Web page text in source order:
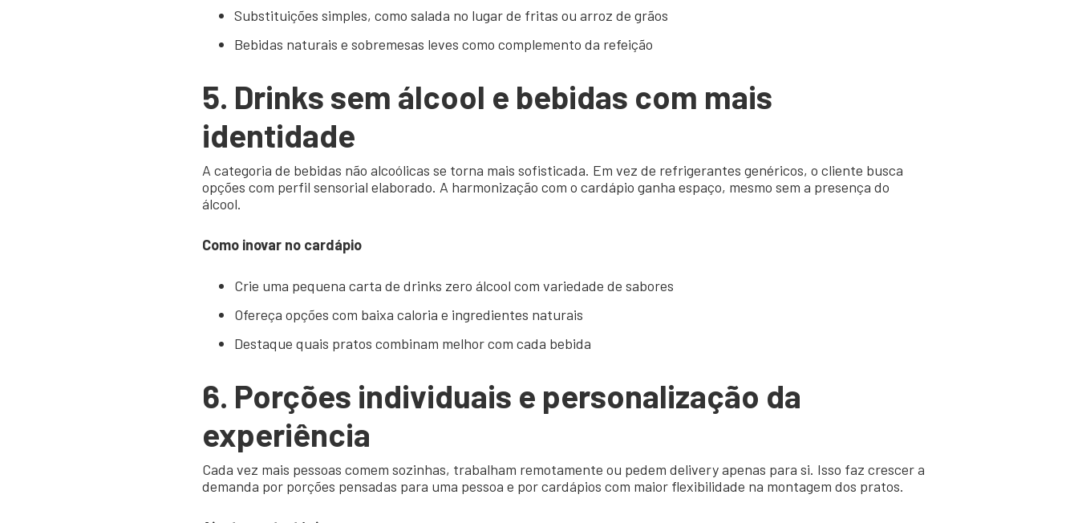
Substituições simples, como salada no lugar de fritas ou arroz de grãos
Bebidas naturais e sobremesas leves como complemento da refeição
5. Drinks sem álcool e bebidas com mais
identidade
A categoria de bebidas não alcoólicas se torna mais sofisticada. Em vez de refrigerantes genéricos, o cliente busca
opções com perfil sensorial elaborado. A harmonização com o cardápio ganha espaço, mesmo sem a presença do
álcool.
Como inovar no cardápio
Crie uma pequena carta de drinks zero álcool com variedade de sabores
Ofereça opções com baixa caloria e ingredientes naturais
Destaque quais pratos combinam melhor com cada bebida
6. Porções individuais e personalização da
experiência
Cada vez mais pessoas comem sozinhas, trabalham remotamente ou pedem delivery apenas para si. Isso faz crescer a
demanda por porções pensadas para uma pessoa e por cardápios com maior flexibilidade na montagem dos pratos.